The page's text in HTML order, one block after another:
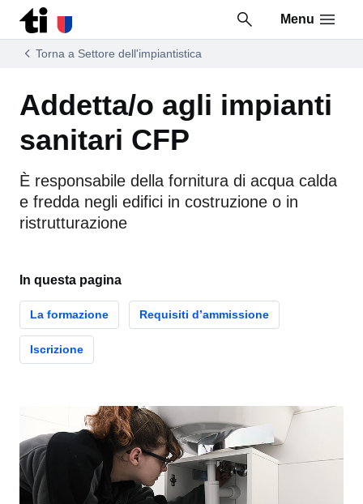
Vai al contenuto della pagina
Vai al piè di pagina
Menu
Torna a Settore dell'impiantistica
Addetta/o agli impianti
sanitari CFP
È responsabile della fornitura di acqua calda
e fredda negli edifici in costruzione o in
ristrutturazione
In questa pagina
La formazione Requisiti d’ammissione
Iscrizione